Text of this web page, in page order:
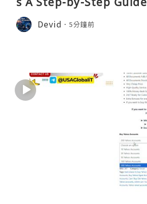
Devid 5分鐘前